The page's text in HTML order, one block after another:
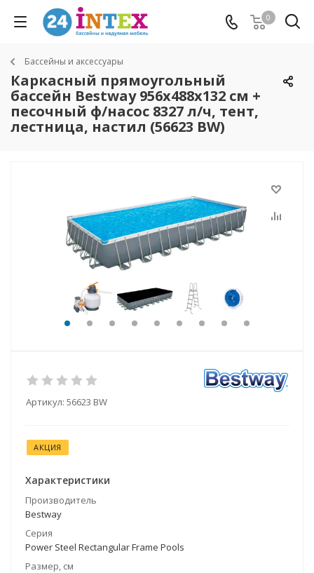
0
Бассейны и аксессуары
Каркасный прямоугольный
бассейн Bestway 956х488х132 см +
песочный ф/насос 8327 л/ч, тент,
лестница, настил (56623 BW)
Артикул: 56623 BW
АКЦИЯ
Характеристики
Производитель
Bestway
Серия
Power Steel Rectangular Frame Pools
Размер, см